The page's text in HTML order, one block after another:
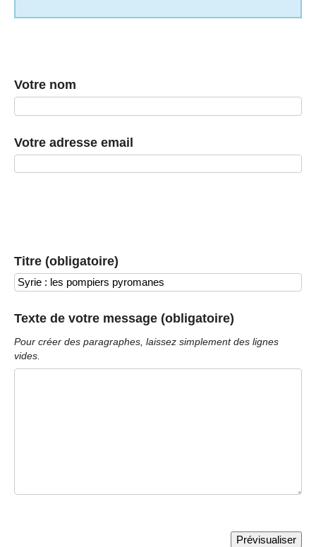
Votre nom
Votre adresse email
Titre (obligatoire)
Texte de votre message (obligatoire)
Pour créer des paragraphes, laissez simplement des lignes
vides.